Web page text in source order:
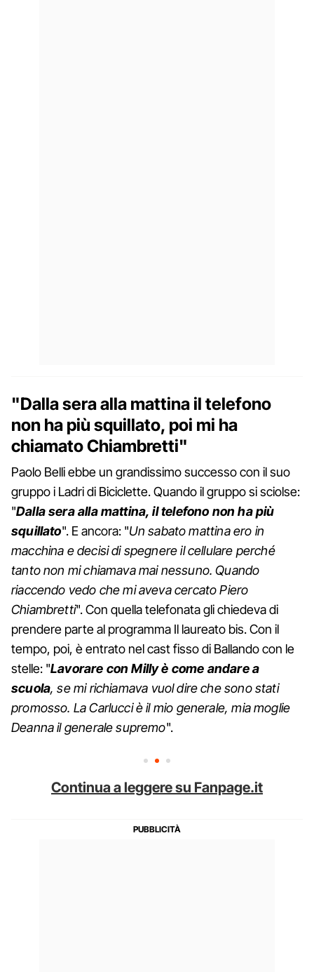
"Dalla sera alla mattina il telefono
non ha più squillato, poi mi ha
chiamato Chiambretti"
Paolo Belli ebbe un grandissimo successo con il suo
gruppo i Ladri di Biciclette. Quando il gruppo si sciolse:
"Dalla sera alla mattina, il telefono non ha più
squillato". E ancora: "Un sabato mattina ero in
macchina e decisi di spegnere il cellulare perché
tanto non mi chiamava mai nessuno. Quando
riaccendo vedo che mi aveva cercato Piero
Chiambretti". Con quella telefonata gli chiedeva di
prendere parte al programma Il laureato bis. Con il
tempo, poi, è entrato nel cast fisso di Ballando con le
stelle: "Lavorare con Milly è come andare a
scuola, se mi richiamava vuol dire che sono stati
promosso. La Carlucci è il mio generale, mia moglie
Deanna il generale supremo".
Continua a leggere su Fanpage.it